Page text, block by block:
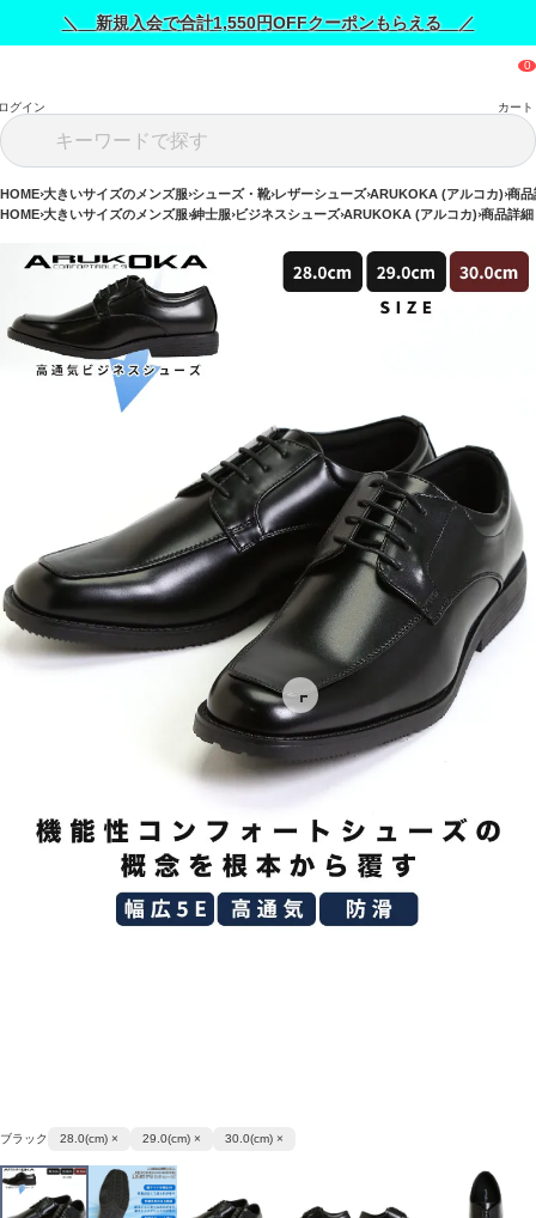
＼ 新規入会で合計1,550円OFFクーポンもらえる ／
グイン カート
HOME 大きいサイズのメンズ服 シューズ・靴 レザーシューズ ARUKOKA (アルコカ) 商品
HOME 大きいサイズのメンズ服 紳士服 ビジネスシューズ ARUKOKA (アルコカ) 商品詳細
ブラック 28.0(cm) × 29.0(cm) × 30.0(cm) ×